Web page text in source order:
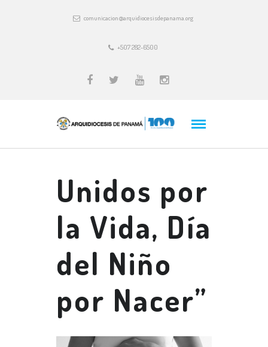
comunicacion@arquidiocesisdepanama.org
+507 282-6500
Unidos por
la Vida, Día
del Niño
por Nacer”